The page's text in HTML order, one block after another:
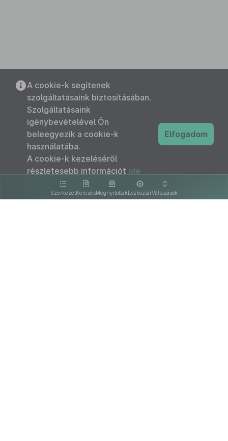
SzerkezetKeresésMegnyitottakEszköztárVáltozások
A cookie-k segítenek
szolgáltatásaink biztosításában.
Szolgáltatásaink
igénybevételével Ön
beleegyezik a cookie-k
használatába.
A cookie-k kezeléséről
részletesebb információt ide
kattintva olvashat.
Elfogadom